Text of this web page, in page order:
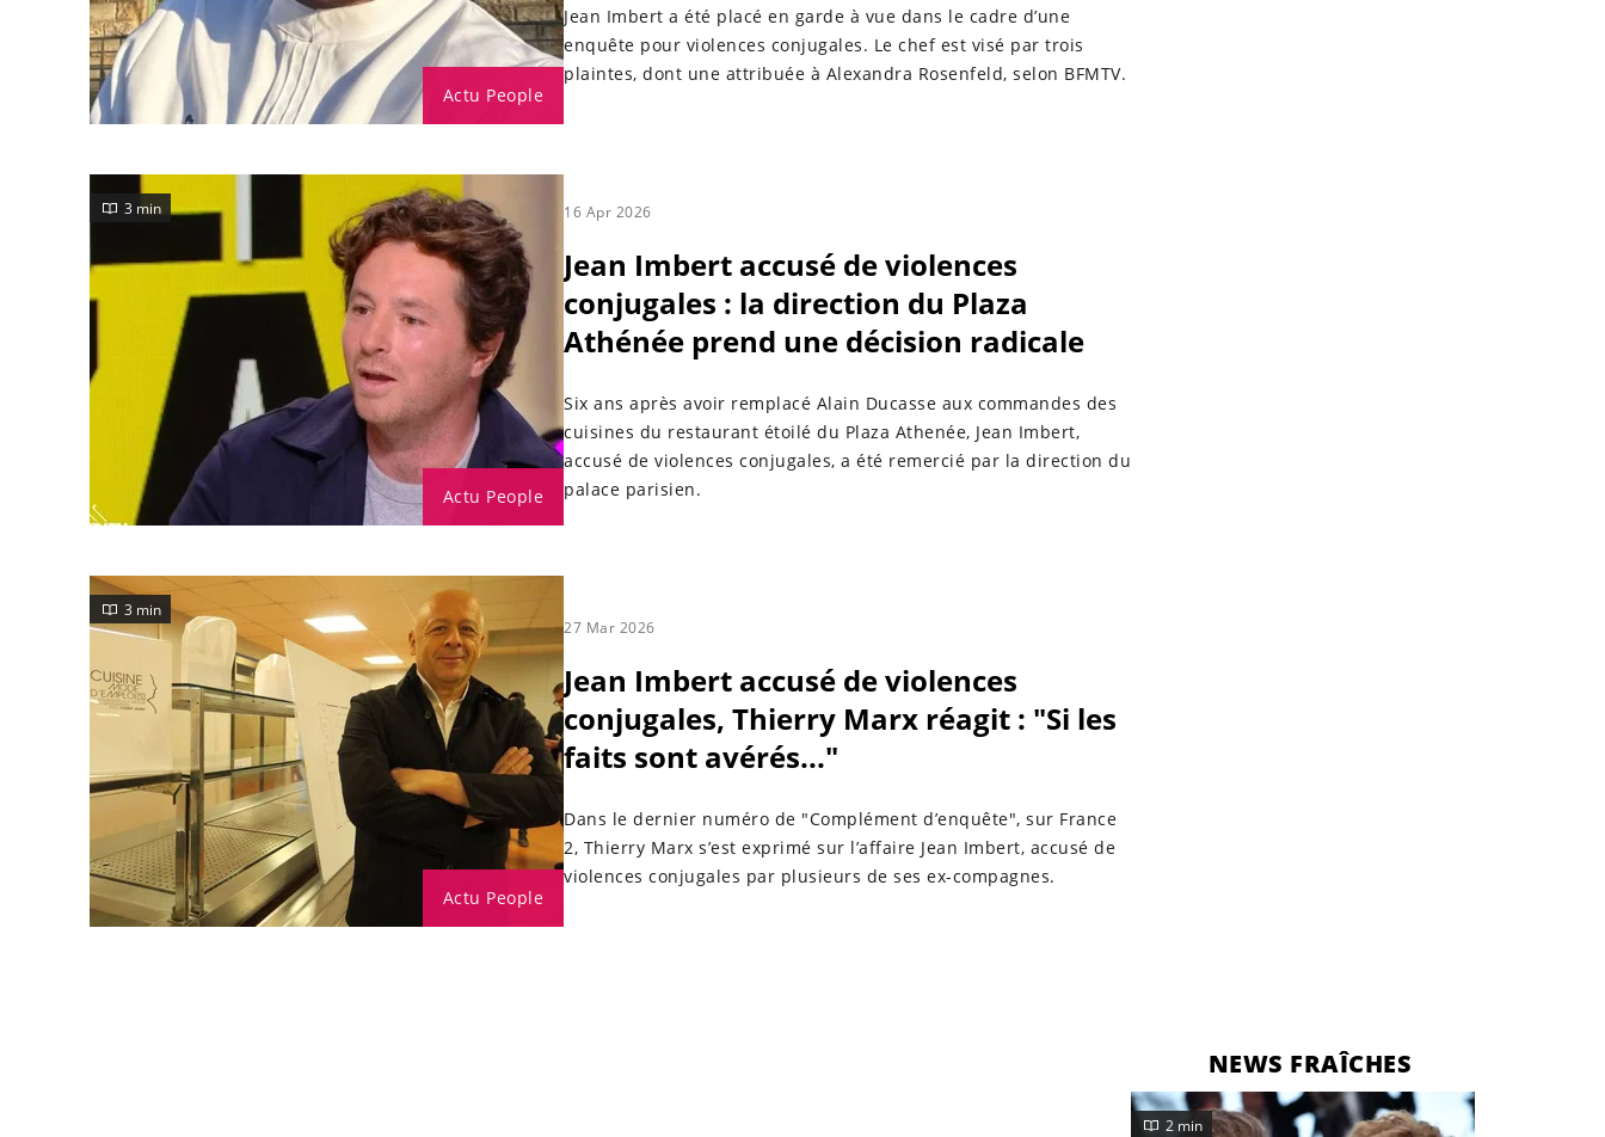
Actu People
Jean Imbert a été placé en garde à vue dans le cadre d’une
enquête pour violences conjugales. Le chef est visé par trois
plaintes, dont une attribuée à Alexandra Rosenfeld, selon BFMTV.
Actu People
3 min 16 Apr 2026
Jean Imbert accusé de violences
conjugales : la direction du Plaza
Athénée prend une décision radicale
Six ans après avoir remplacé Alain Ducasse aux commandes des
cuisines du restaurant étoilé du Plaza Athenée, Jean Imbert,
accusé de violences conjugales, a été remercié par la direction du
palace parisien.
Actu People
3 min
27 Mar 2026
Jean Imbert accusé de violences
conjugales, Thierry Marx réagit : "Si les
faits sont avérés..."
Dans le dernier numéro de "Complément d’enquête", sur France
2, Thierry Marx s’est exprimé sur l’affaire Jean Imbert, accusé de
violences conjugales par plusieurs de ses ex-compagnes.
NEWS FRAÎCHES
2 min